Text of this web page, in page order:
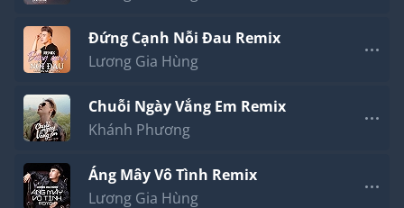
Đứng Cạnh Nỗi Đau Remix
Lương Gia Hùng
Chuỗi Ngày Vắng Em Remix
Khánh Phương
Áng Mây Vô Tình Remix
Lương Gia Hùng